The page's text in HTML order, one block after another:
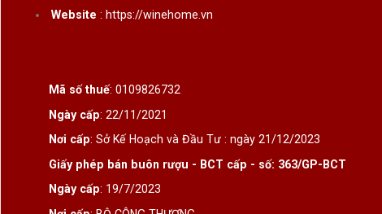
Website : https://winehome.vn
Mã số thuế: 0109826732
Ngày cấp: 22/11/2021
Nơi cấp: Sở Kế Hoạch và Đầu Tư : ngày 21/12/2023
Giấy phép bán buôn rượu - BCT cấp - số: 363/GP-BCT
Ngày cấp: 19/7/2023